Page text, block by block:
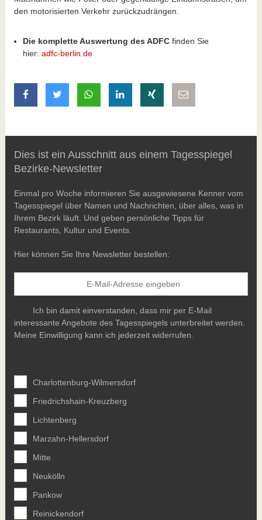
den motorisierten Verkehr zurückzudrängen.
Die komplette Auswertung des ADFCfinden Sie
hier: adfc-berlin.de
auf Facebook teilen
auf Twitter teilenmit Whatsapp teilen
auf LinkedIn teilen
auf Xing teilen
Dies ist ein Ausschnitt aus einem Tagesspiegel
Bezirke-Newsletter
Einmal pro Woche informieren Sie ausgewiesene Kenner vom
Tagesspiegel über Namen und Nachrichten, über alles, was in
Ihrem Bezirk läuft. Und geben persönliche Tipps für
Restaurants, Kultur und Events.
Hier können Sie Ihre Newsletter bestellen:
Ich bin damit einverstanden, dass mir per E-Mail
interessante Angebote des Tagesspiegels unterbreitet werden.
Meine Einwilligung kann ich jederzeit widerrufen.
Charlottenburg-Wilmersdorf
Friedrichshain-Kreuzberg
Lichtenberg
Marzahn-Hellersdorf
Mitte
Neukölln
Pankow
Reinickendorf